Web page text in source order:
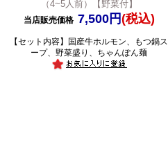
（4~5人前）【野菜付】
当店販売価格 7,500円(税込)
【セット内容】国産牛ホルモン、もつ鍋ス
ープ、野菜盛り、ちゃんぽん麺